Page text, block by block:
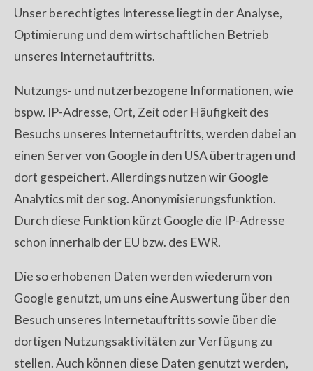
Unser berechtigtes Interesse liegt in der Analyse,
Optimierung und dem wirtschaftlichen Betrieb
unseres Internetauftritts.
Nutzungs- und nutzerbezogene Informationen, wie
bspw. IP-Adresse, Ort, Zeit oder Häufigkeit des
Besuchs unseres Internetauftritts, werden dabei an
einen Server von Google in den USA übertragen und
dort gespeichert. Allerdings nutzen wir Google
Analytics mit der sog. Anonymisierungsfunktion.
Durch diese Funktion kürzt Google die IP-Adresse
schon innerhalb der EU bzw. des EWR.
Die so erhobenen Daten werden wiederum von
Google genutzt, um uns eine Auswertung über den
Besuch unseres Internetauftritts sowie über die
dortigen Nutzungsaktivitäten zur Verfügung zu
stellen. Auch können diese Daten genutzt werden,